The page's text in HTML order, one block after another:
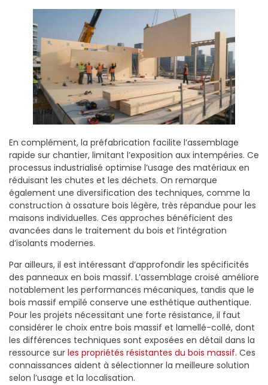
En complément, la préfabrication facilite l’assemblage
rapide sur chantier, limitant l’exposition aux intempéries. Ce
processus industrialisé optimise l’usage des matériaux en
réduisant les chutes et les déchets. On remarque
également une diversification des techniques, comme la
construction à ossature bois légère, très répandue pour les
maisons individuelles. Ces approches bénéficient des
avancées dans le traitement du bois et l’intégration
d’isolants modernes.
Par ailleurs, il est intéressant d’approfondir les spécificités
des panneaux en bois massif. L’assemblage croisé améliore
notablement les performances mécaniques, tandis que le
bois massif empilé conserve une esthétique authentique.
Pour les projets nécessitant une forte résistance, il faut
considérer le choix entre bois massif et lamellé-collé, dont
les différences techniques sont exposées en détail dans la
ressource sur les propriétés résistantes du bois massif. Ces
connaissances aident à sélectionner la meilleure solution
selon l’usage et la localisation.